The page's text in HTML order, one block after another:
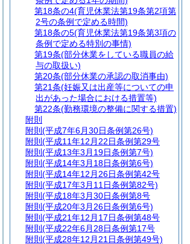
第18条の4(育児休業法第19条第2項第
2号の条例で定める時間)
第18条の5(育児休業法第19条第3項の
条例で定める特別の事情)
第19条(部分休業をしている職員の給
与の取扱い)
第20条(部分休業の承認の取消事由)
第21条(妊娠又は出産等についての申
出があった場合における措置等)
第22条(勤務環境の整備に関する措置)
附則
附則 (平成7年6月30日条例第26号)
附則 (平成11年12月22日条例第29号
附則 (平成13年3月19日条例第7号)
附則 (平成14年3月18日条例第6号)
附則 (平成14年12月26日条例第42号
附則 (平成17年3月11日条例第82号)
附則 (平成18年3月30日条例第8号
附則 (平成20年3月26日条例第6号)
附則 (平成21年12月17日条例第48号
附則 (平成22年6月28日条例第17号
附則 (平成28年12月21日条例第49号)